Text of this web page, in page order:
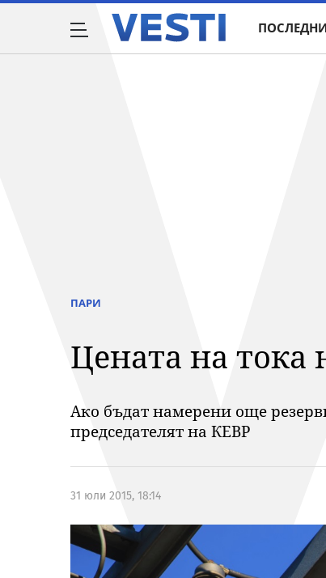
ПОСЛЕДНИ
ПАРИ
Цената на тока
Ако бъдат намерени още
председателят на КЕВР
31 юли 2015, 18:14